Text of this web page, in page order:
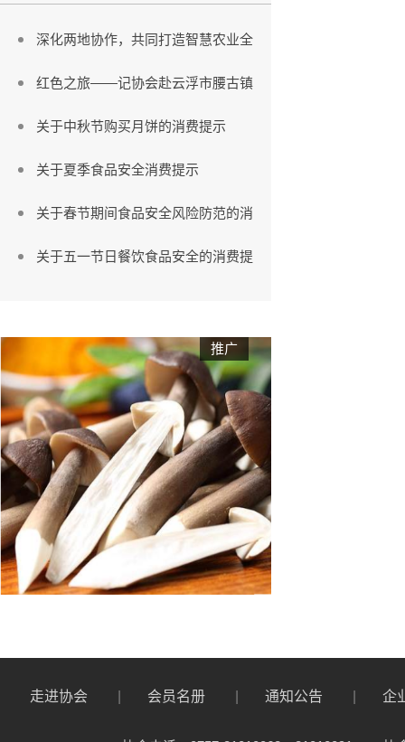
佛山市食品行业协会走进廉江市青平
协会考察团赴福州考察
深化两地协作，共同打造智慧农业全
红色之旅——记协会赴云浮市腰古镇
关于中秋节购买月饼的消费提示
关于夏季食品安全消费提示
推广
走进协会 会员名册 通知公告 企